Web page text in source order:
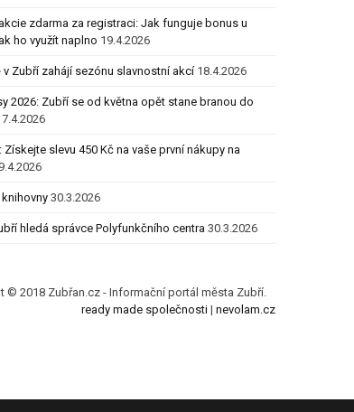
zdarma za registraci: Jak funguje bonus u
ho využít naplno 19.4.2026
v Zubří zahájí sezónu slavnostní akcí 18.4.2026
2026: Zubří se od května opět stane branou do
Získejte slevu 450 Kč na vaše první nákupy na
9.4.2026
30.3.2026
hledá správce Polyfunkčního centra 30.3.2026
© 2018 Zubřan.cz - Informační portál města Zubří.
ready made společnosti| nevolam.cz